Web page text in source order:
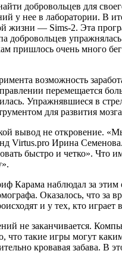
добровольцев для
у нее в лаборатории. В
жизни — Sims-2. Эта
добровольцев
очень много
возможность
перемещается
Упражнявшиеся в
для развития
вывод не откровение.
Virtus.pro Ирина
быстро и четко». Что
Карама наблюдал за этим
Оказалось, что за
и у тех, кто
не заканчивается.
такие игры могут
кровавая забава. В